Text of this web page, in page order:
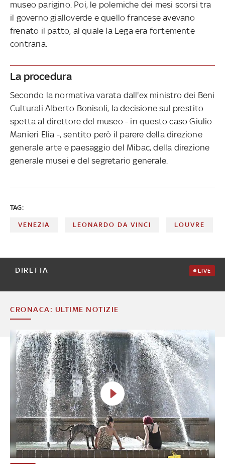
museo parigino. Poi, le polemiche dei mesi scorsi tra
il governo gialloverde e quello francese avevano
frenato il patto, al quale la Lega era fortemente
contraria.
La procedura
Secondo la normativa varata dall'ex ministro dei Beni
Culturali Alberto Bonisoli, la decisione sul prestito
spetta al direttore del museo - in questo caso Giulio
Manieri Elia -, sentito però il parere della direzione
generale arte e paesaggio del Mibac, della direzione
generale musei e del segretario generale.
TAG:
VENEZIA LEONARDO DA VINCI LOUVRE
DIRETTA LIVE
CRONACA: ULTIME NOTIZIE